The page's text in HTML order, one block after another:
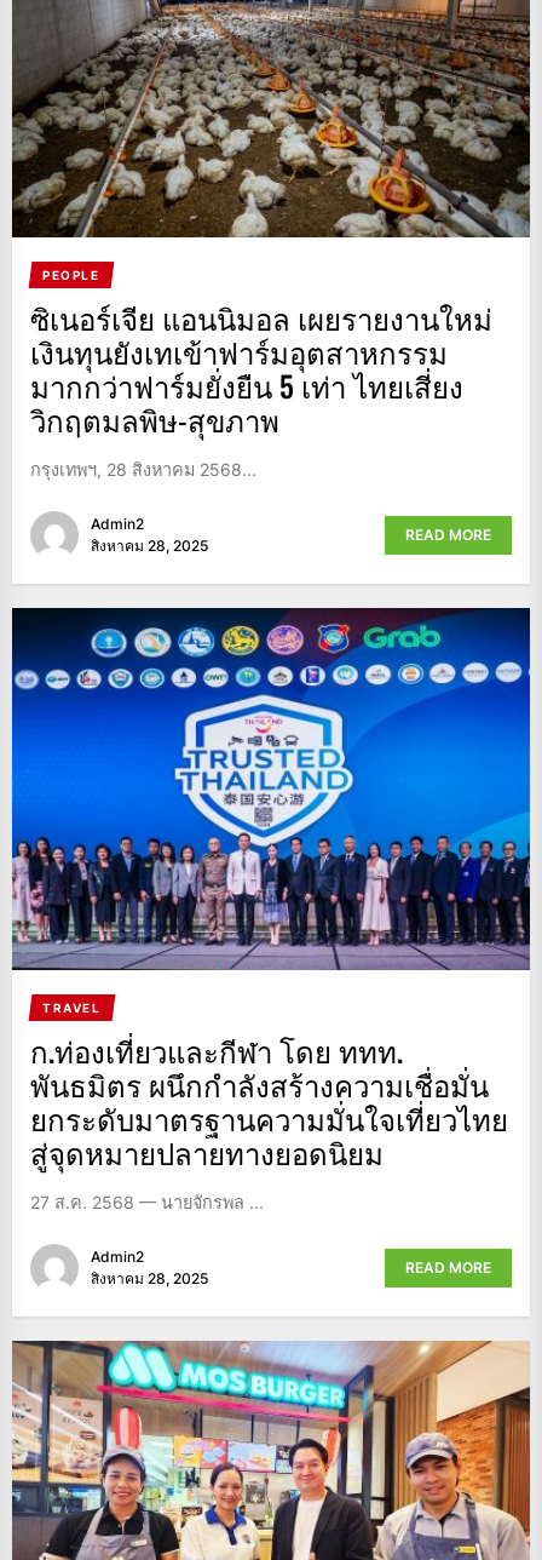
PEOPLE
ซิเนอร์เจีย แอนนิมอล เผยรายงานใหม่
เงินทุนยังเทเข้าฟาร์มอุตสาหกรรม
มากกว่าฟาร์มยั่งยืน 5 เท่า ไทยเสี่ยง
วิกฤตมลพิษ-สุขภาพ
กรุงเทพฯ, 28 สิงหาคม 2568...
Admin2
สิงหาคม 28, 2025
READ MORE
TRAVEL
ก.ท่องเที่ยวและกีฬา โดย ททท.
พันธมิตร ผนึกกำลังสร้างความเชื่อมั่น
ยกระดับมาตรฐานความมั่นใจเที่ยวไทย
สู่จุดหมายปลายทางยอดนิยม
27 ส.ค. 2568 — นายจักรพล ...
Admin2
สิงหาคม 28, 2025
READ MORE